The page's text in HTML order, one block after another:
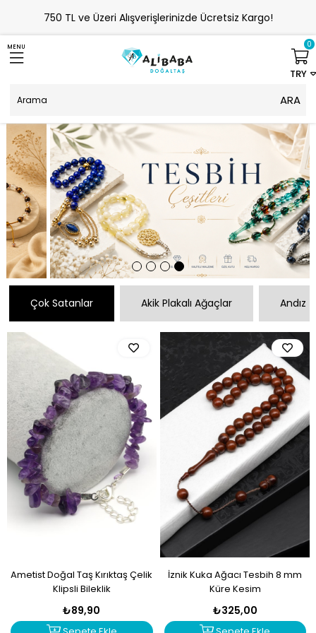
750 TL ve Üzeri Alışverişlerinizde Ücretsiz Kargo!
MENU
TRY
0
Çok Satanlar Akik Plakalı Ağaçlar Andız
İznik Kuka Ağacı Tesbih 8 mm
Küre Kesim
₺325,00
Sitrin Doğal Taş Makrome Örme
Bileklik Mercimek Kesim
₺149,90